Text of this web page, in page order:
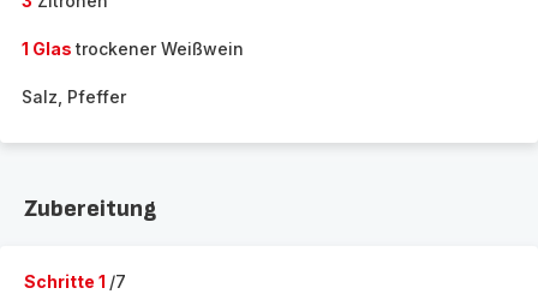
1 Glas trockener Weißwein
Salz, Pfeffer
Zubereitung
Schritte 1 /7